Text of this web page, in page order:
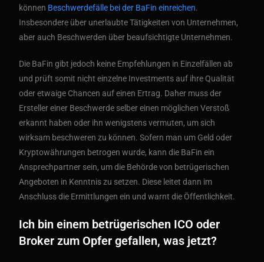
können Beschwerdefälle bei der BaFin einreichen.
Insbesondere über unerlaubte Tätigkeiten von Unternehmen,
aber auch Beschwerden über beaufsichtigte Unternehmen.
Die BaFin gibt jedoch keine Empfehlungen in Einzelfällen ab
und prüft somit nicht einzelne Investments auf ihre Qualität
oder etwaige Chancen auf einen Ertrag. Daher muss der
Ersteller einer Beschwerde selber einen möglichen Verstoß
erkannt haben oder ihn wenigstens vermuten, um sich
wirksam beschweren zu können. Sofern man um Geld oder
Kryptowährungen betrogen wurde, kann die BaFin ein
Ansprechpartner sein, um die Behörde von betrügerischen
Angeboten in Kenntnis zu setzen. Diese leitet dann im
Anschluss die Ermittlungen ein und warnt die Öffentlichkeit.
Ich bin einem betrügerischen ICO oder
Broker zum Opfer gefallen, was jetzt?